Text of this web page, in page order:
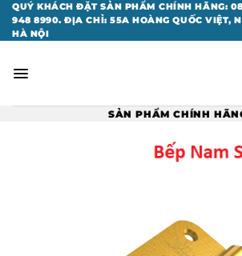
Bỏ
qua
nội
QUÝ KHÁCH ĐẶT SẢN PHẨM CHÍNH HÃNG:
948 8990. ĐỊA CHỈ: 55A HOÀNG QUỐC VIỆT,
HÀ NỘI
SẢN PHẨM CHÍNH